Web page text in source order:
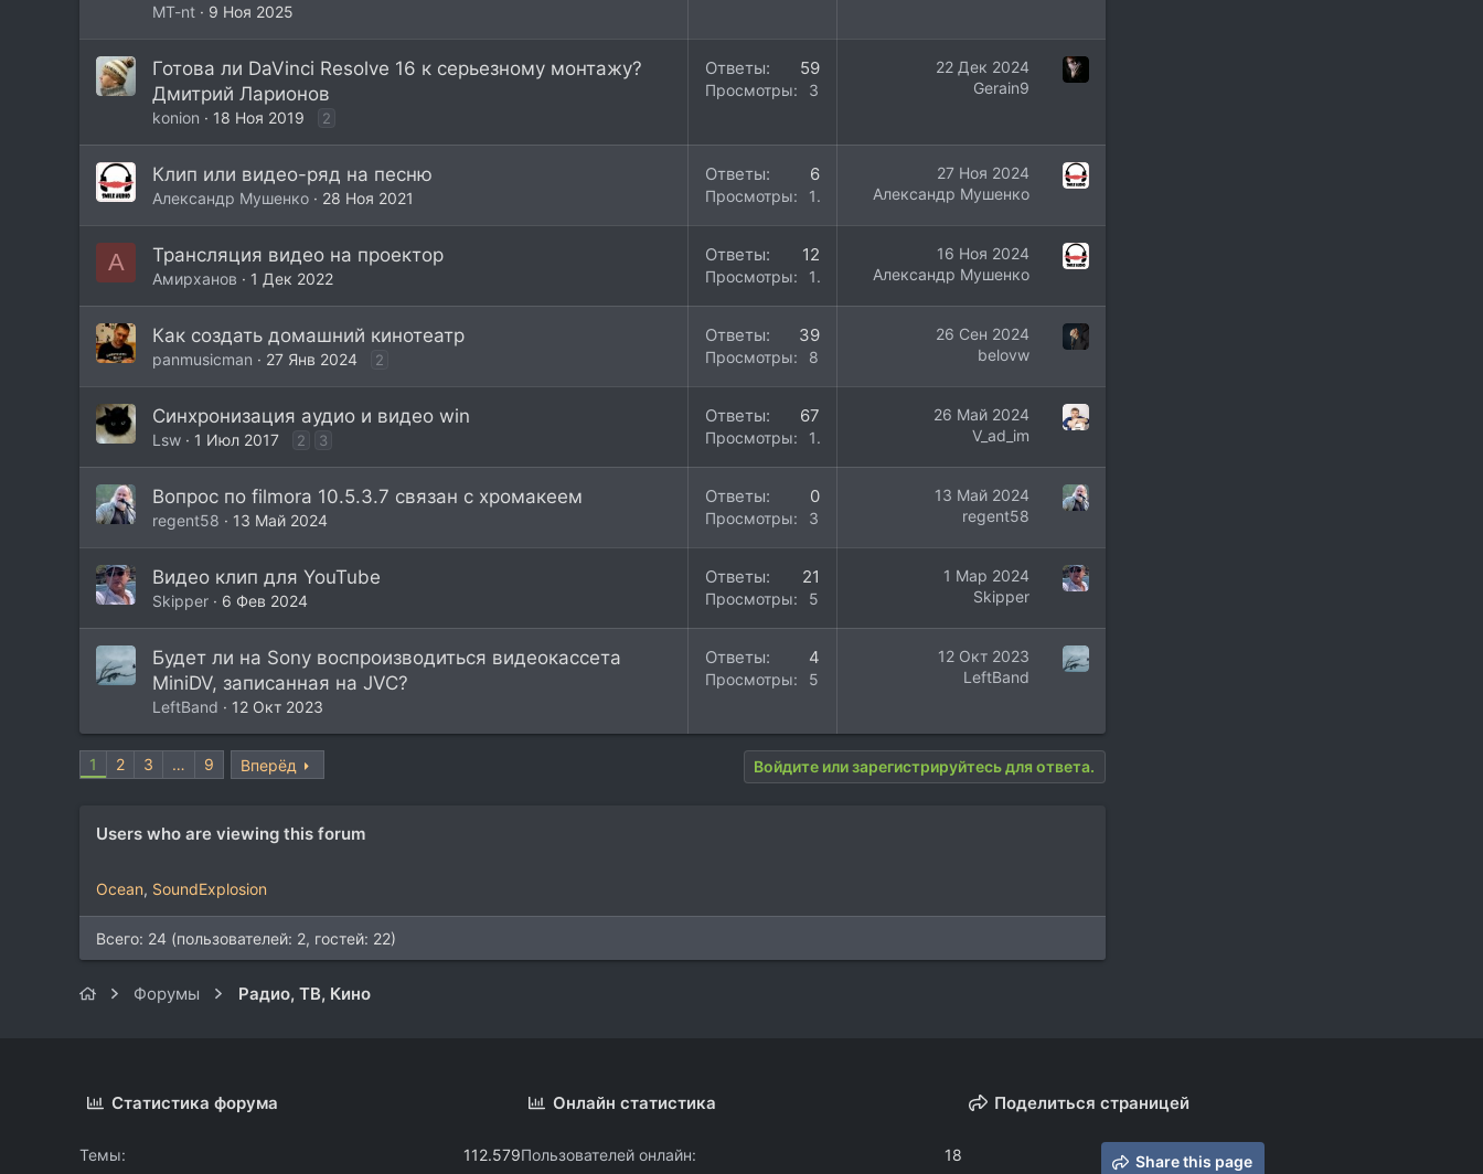
МT-nt 9 Ноя 2025
Готова ли DaVinci Resolve 16 к серьезному монтажу?
Дмитрий Ларионов
konion 18 Ноя 2019 2
Ответы 59
Просмотры
22 Дек 2024
Gerain9
Клип или видео-ряд на песню
Александр Мушенко 28 Ноя 2021
Ответы 6
Просмотры 16K
27 Ноя 2024
Александр Мушенко
A Трансляция видео на проектор
Aмирханов 1 Дек 2022
Ответы 12
Просмотры 11K
16 Ноя 2024
Александр Мушенко
Как создать домашний кинотеатр
panmusicman 27 Янв 2024 2
Ответы 39
Просмотры
26 Сен 2024
belovw
Синхронизация аудио и видео win
Lsw 1 Июл 2017 2 3
Ответы 67
Просмотры 15K
26 Май 2024
V_ad_im
Вопрос по filmora 10.5.3.7 связан с хромакеем
regent58 13 Май 2024
Ответы 0
Просмотры
13 Май 2024
regent58
Видео клип для YouTube
Skipper 6 Фев 2024
Ответы 21
Просмотры
1 Мар 2024
Skipper
Будет ли на Sony воспроизводиться видеокассета
MiniDV, записанная на JVC?
LeftBand 12 Окт 2023
Ответы 4
Просмотры
12 Окт 2023
LeftBand
1 2 3 … 9 Вперёд Войдите или зарегистрируйтесь для ответа.
Users who are viewing this forum
Ocean SoundExplosion
Всего: 24 (пользователей: 2, гостей: 22)
Форумы Радио, ТВ, Кино
Статистика форума
Темы
112.579
Онлайн статистика
Пользователей онлайн
18
Поделиться страницей
Share this page